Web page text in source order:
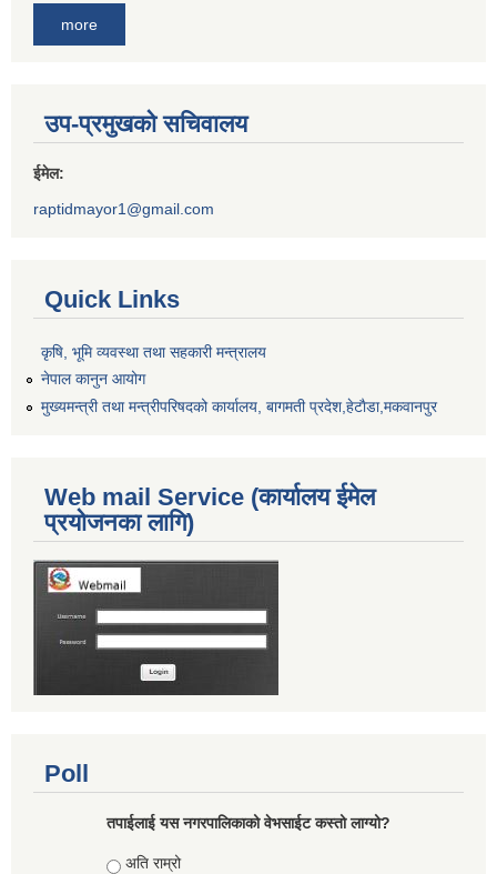
more
उप-प्रमुखको सचिवालय
ईमेल:
raptidmayor1@gmail.com
Quick Links
कृषि, भूमि व्यवस्था तथा सहकारी मन्त्रालय
नेपाल कानुन आयोग
मुख्यमन्त्री तथा मन्त्रीपरिषदको कार्यालय, बागमती प्रदेश,हेटाैडा,मकवानपुर
Web mail Service (कार्यालय ईमेल
प्रयोजनका लागि)
Poll
तपाईलाई यस नगरपालिकाको वेभसाईट कस्तो लाग्यो?
Choices
अति राम्रो